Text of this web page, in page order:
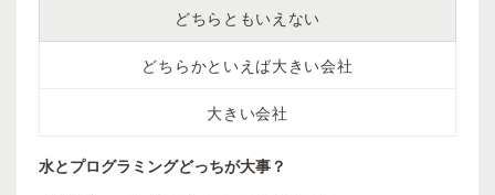
どちらともいえない
どちらかといえば大きい会社
大きい会社
水とプログラミングどっちが大事？